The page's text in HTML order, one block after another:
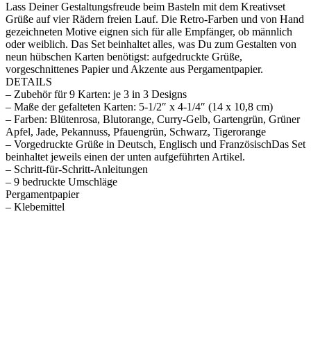
Lass Deiner Gestaltungsfreude beim Basteln mit dem Kreativset
Grüße auf vier Rädern freien Lauf. Die Retro-Farben und von Hand
gezeichneten Motive eignen sich für alle Empfänger, ob männlich
oder weiblich. Das Set beinhaltet alles, was Du zum Gestalten von
neun hübschen Karten benötigst: aufgedruckte Grüße,
vorgeschnittenes Papier und Akzente aus Pergamentpapier.
DETAILS
– Zubehör für 9 Karten: je 3 in 3 Designs
– Maße der gefalteten Karten: 5-1/2″ x 4-1/4″ (14 x 10,8 cm)
– Farben: Blütenrosa, Blutorange, Curry-Gelb, Gartengrün, Grüner
Apfel, Jade, Pekannuss, Pfauengrün, Schwarz, Tigerorange
– Vorgedruckte Grüße in Deutsch, Englisch und FranzösischDas Set
beinhaltet jeweils einen der unten aufgeführten Artikel.
– Schritt-für-Schritt-Anleitungen
– 9 bedruckte Umschläge
Pergamentpapier
– Klebemittel